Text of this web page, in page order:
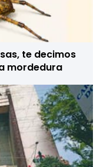
te decimos
mordedura